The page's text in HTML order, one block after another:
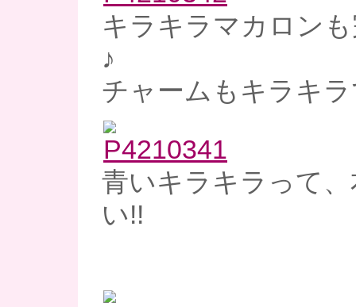
キラキラマカロン
♪
チャームもキラキ
青いキラキラって
い!!